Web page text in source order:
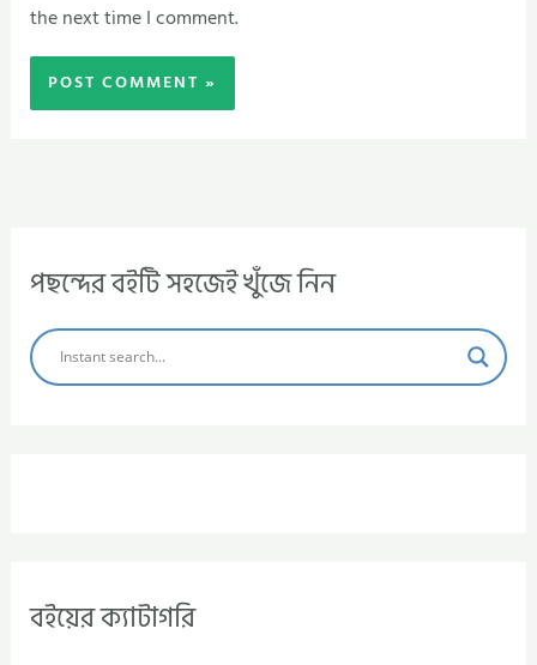
the next time I comment.
পছন্দের বইটি সহজেই খুঁজে নিন
বইয়ের ক্যাটাগরি